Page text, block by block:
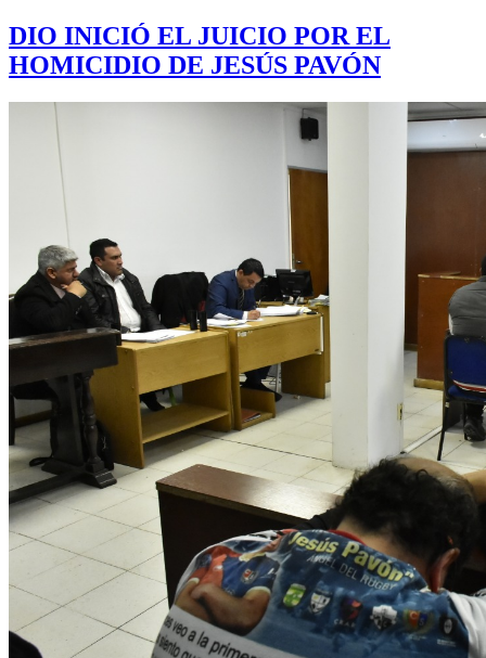
DIO INICIÓ EL JUICIO POR EL
HOMICIDIO DE JESÚS PAVÓN